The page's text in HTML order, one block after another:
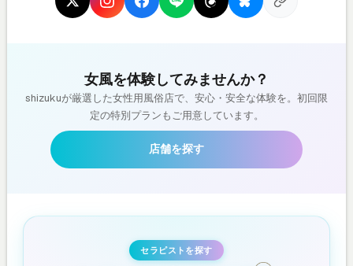
女風を体験してみませんか？
shizukuが厳選した女性用風俗店で、安心・安全な体験を。初回限
定の特別プランもご用意しています。
店舗を探す
セラピストを探す